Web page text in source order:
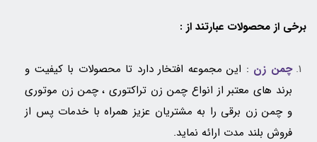
برخي از محصولات عبارتند از :
چمن زن : این مجموعه افتخار دارد تا محصولات با کیفیت و
برند های معتبر از انواع چمن زن تراکتوری ، چمن زن موتوری
و چمن زن برقی را به مشتریان عزیز همراه با خدمات پس از
فروش بلند مدت ارائه نماید.